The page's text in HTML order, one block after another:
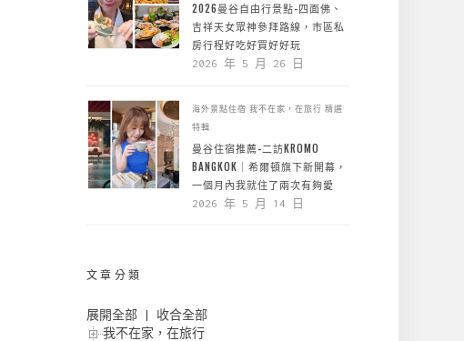
2026曼谷自由行景點-四面佛、
吉祥天女眾神參拜路線，市區私
房行程好吃好買好好玩
2026 年 5 月 26 日
海外景點住宿 我不在家，在旅行 精選
特輯
曼谷住宿推薦-二訪KROMO
BANGKOK｜希爾頓旗下新開幕，
一個月內我就住了兩次有夠愛
2026 年 5 月 14 日
文章分類
展開全部
收合全部
我不在家，在旅行